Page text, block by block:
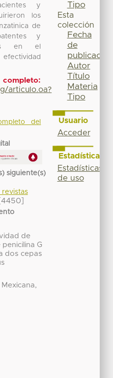
y
los
de
y
en el
articulo.oa?
del
siguiente(s)
revistas
de
G
dos cepas
Tipo
Esta
colección
Fecha
de
publicación
Autor
Título
Materia
Tipo
Usuario
Acceder
Estadísticas
Estadísticas
de uso